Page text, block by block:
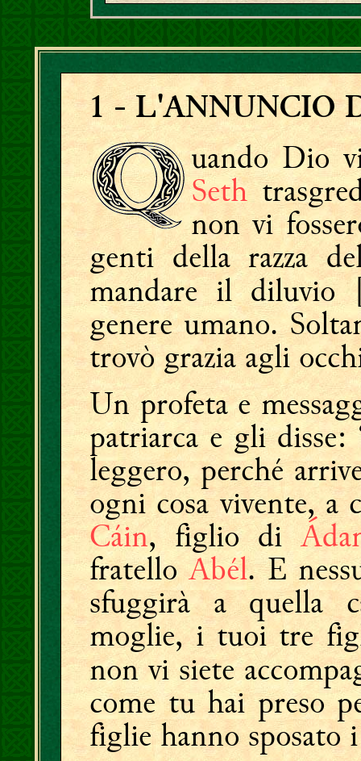
1- L'ANNUNCIO
uando Dio
Seth
non vi
genti della razza
mandare il diluvio
genere umano.
trovò grazia agli
Un profeta e
patriarca e gli
leggero, perché
ogni cosa vivente, a
Cáin, figlio di
fratelloAbél. E
sfuggirà a quella
moglie, i tuoi tre
non vi siete
come tu hai preso
figlie hanno sposato